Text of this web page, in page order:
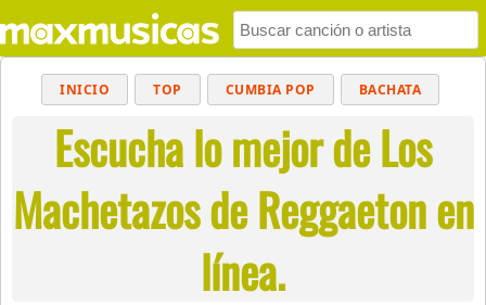
INICIO TOP CUMBIA POP BACHATA
POP MUSICA CRISTIANA REGGAETON
BALADAS ALTERNATIVO ELECTRÓNICA
CUMBIAS
Escucha lo mejor de Los
Machetazos de Reggaeton en
línea.